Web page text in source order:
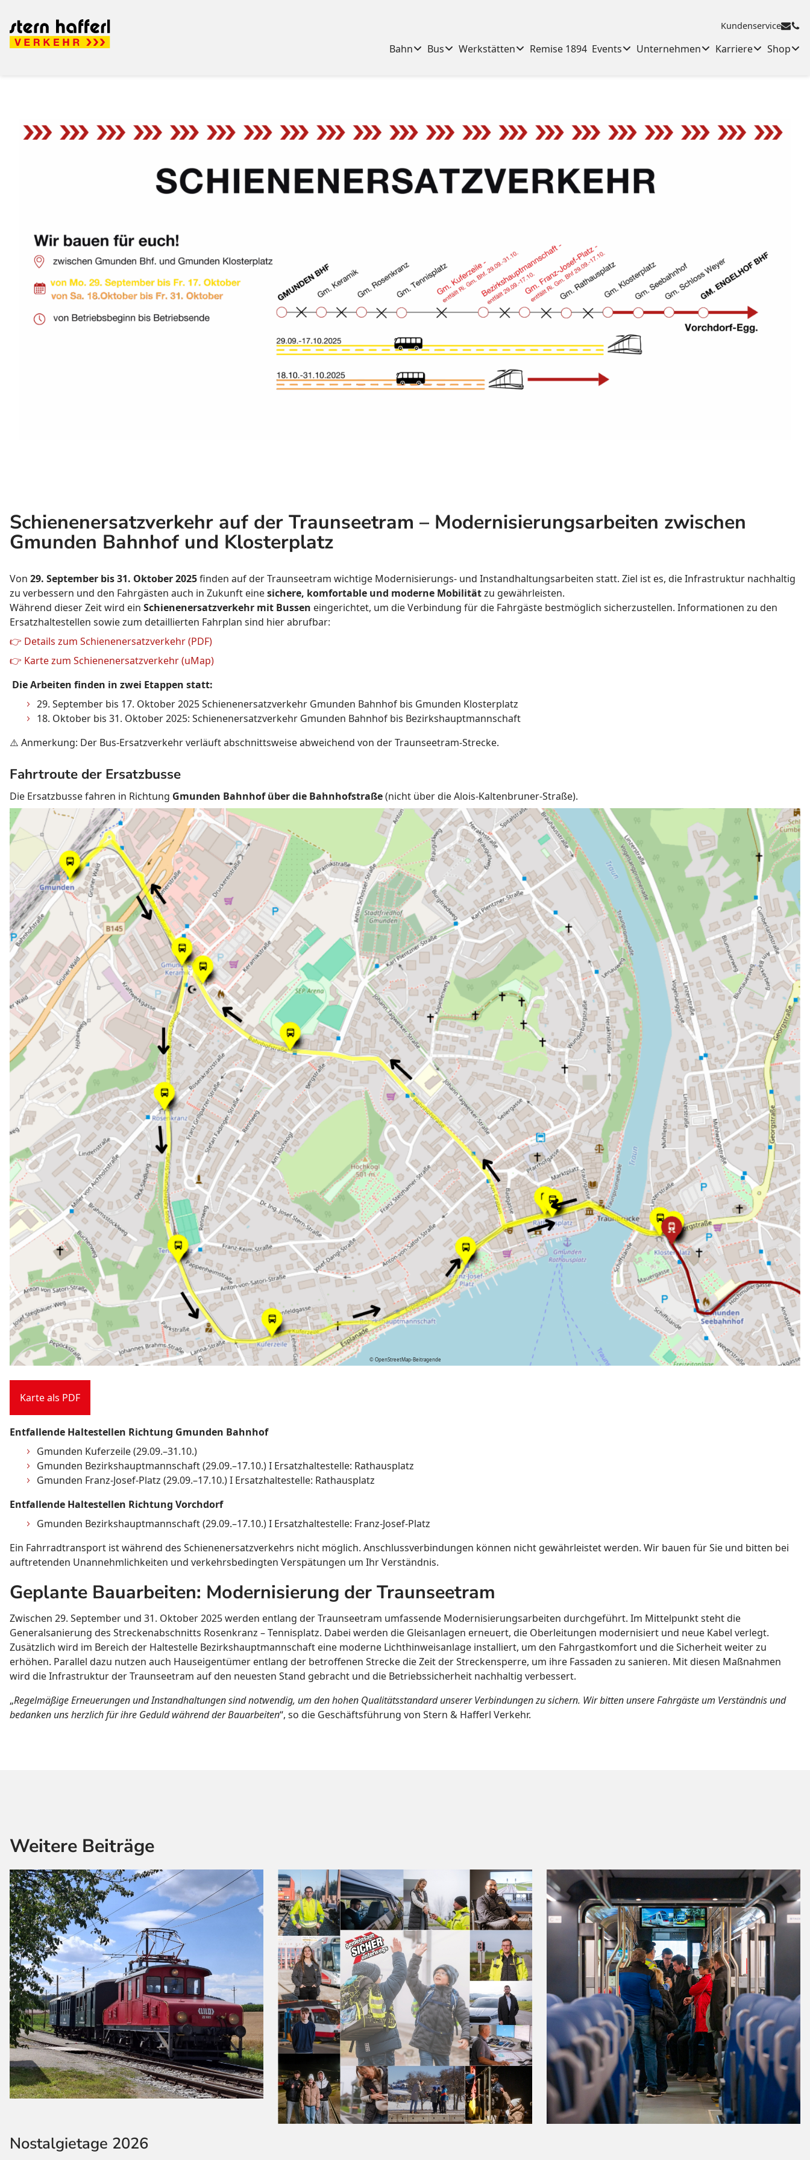
Kundenservice
Bahn Bus Werkstätten Remise 1894 Events Unternehmen Karriere Shop
Schienenersatzverkehr auf der Traunseetram – Modernisierungsarbeiten zwischen
Gmunden Bahnhof und Klosterplatz
Von 29. September bis 31. Oktober 2025finden auf der Traunseetram wichtige Modernisierungs- und Instandhaltungsarbeiten statt. Ziel ist es, die Infrastruktur nachhaltig
zu verbessern und den Fahrgästen auch in Zukunft einesichere, komfortable und moderne Mobilitätzu gewährleisten.
Während dieser Zeit wird ein Schienenersatzverkehr mit Bussen eingerichtet, um die Verbindung für die Fahrgäste bestmöglich sicherzustellen. Informationen zu den
Ersatzhaltestellen sowie zum detaillierten Fahrplan sind hier abrufbar:
👉 Details zum Schienenersatzverkehr (PDF)
👉 Karte zum Schienenersatzverkehr (uMap)
Die Arbeiten finden in zwei Etappen statt:
29. September bis 17. Oktober 2025 Schienenersatzverkehr Gmunden Bahnhof bis Gmunden Klosterplatz
18. Oktober bis 31. Oktober 2025: Schienenersatzverkehr Gmunden Bahnhof bis Bezirkshauptmannschaft
⚠️ Anmerkung: Der Bus-Ersatzverkehr verläuft abschnittsweise abweichend von der Traunseetram-Strecke.
Fahrtroute der Ersatzbusse
Die Ersatzbusse fahren in Richtung Gmunden Bahnhof über die Bahnhofstraße(nicht über die Alois-Kaltenbruner-Straße).
© OpenStreetMap-Beitragende
Karte als PDF
Entfallende Haltestellen Richtung Gmunden Bahnhof
Gmunden Kuferzeile (29.09.–31.10.)
Gmunden Bezirkshauptmannschaft (29.09.–17.10.) I Ersatzhaltestelle: Rathausplatz
Gmunden Franz-Josef-Platz (29.09.–17.10.) I Ersatzhaltestelle: Rathausplatz
Entfallende Haltestellen Richtung Vorchdorf
Gmunden Bezirkshauptmannschaft (29.09.–17.10.) I Ersatzhaltestelle: Franz-Josef-Platz
Ein Fahrradtransport ist während des Schienenersatzverkehrs nicht möglich. Anschlussverbindungen können nicht gewährleistet werden. Wir bauen für Sie und bitten bei
auftretenden Unannehmlichkeiten und verkehrsbedingten Verspätungen um Ihr Verständnis.
Geplante Bauarbeiten: Modernisierung der Traunseetram
Zwischen 29. September und 31. Oktober 2025 werden entlang der Traunseetram umfassende Modernisierungsarbeiten durchgeführt. Im Mittelpunkt steht die
Generalsanierung des Streckenabschnitts Rosenkranz – Tennisplatz. Dabei werden die Gleisanlagen erneuert, die Oberleitungen modernisiert und neue Kabel verlegt.
Zusätzlich wird im Bereich der Haltestelle Bezirkshauptmannschaft eine moderne Lichthinweisanlage installiert, um den Fahrgastkomfort und die Sicherheit weiter zu
erhöhen. Parallel dazu nutzen auch Hauseigentümer entlang der betroffenen Strecke die Zeit der Streckensperre, um ihre Fassaden zu sanieren. Mit diesen Maßnahmen
wird die Infrastruktur der Traunseetram auf den neuesten Stand gebracht und die Betriebssicherheit nachhaltig verbessert.
„Regelmäßige Erneuerungen und Instandhaltungen sind notwendig, um den hohen Qualitätsstandard unserer Verbindungen zu sichern. Wir bitten unsere Fahrgäste um Verständnis und
bedanken uns herzlich für ihre Geduld während der Bauarbeiten“, so die Geschäftsführung von Stern & Hafferl Verkehr.
Weitere Beiträge
Nostalgietage 2026